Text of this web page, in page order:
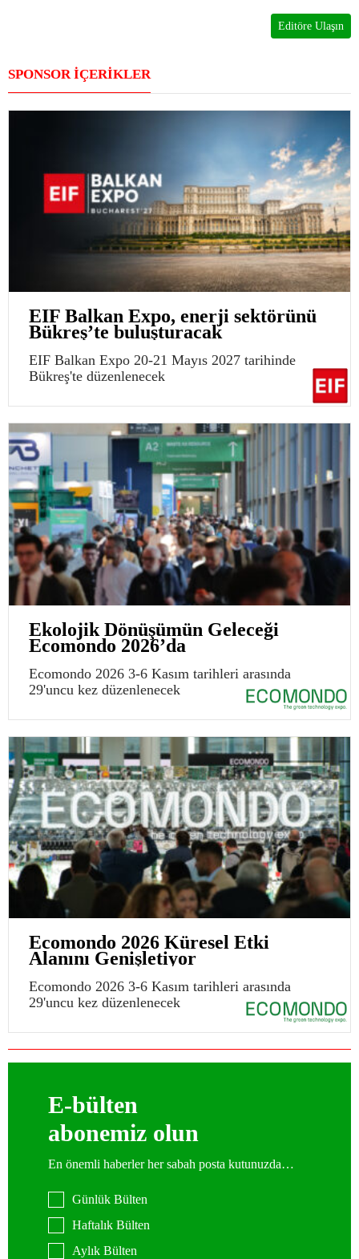
Editöre Ulaşın
SPONSOR İÇERİKLER
EIF Balkan Expo, enerji sektörünü
Bükreş’te buluşturacak
EIF Balkan Expo 20-21 Mayıs 2027 tarihinde
Bükreş'te düzenlenecek
Ekolojik Dönüşümün Geleceği
Ecomondo 2026’da
Ecomondo 2026 3-6 Kasım tarihleri arasında
29'uncu kez düzenlenecek
Ecomondo 2026 Küresel Etki
Alanını Genişletiyor
Ecomondo 2026 3-6 Kasım tarihleri arasında
29'uncu kez düzenlenecek
E-bülten
abonemiz olun
En önemli haberler her sabah posta kutunuzda…
Günlük Bülten
Haftalık Bülten
Aylık Bülten